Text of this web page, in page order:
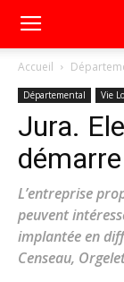
Accueil
Départemental Vie
Jura.
L’entreprise
peuvent
implantée en
Censeau,